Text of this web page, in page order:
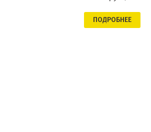
ПОДРОБНЕЕ